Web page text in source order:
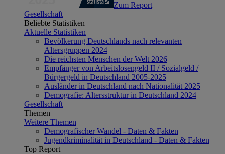
Zum Report
Gesellschaft
Beliebte Statistiken
Aktuelle Statistiken
Bevölkerung Deutschlands nach relevanten
Altersgruppen 2024
Die reichsten Menschen der Welt 2026
Empfänger von Arbeitslosengeld II / Sozialgeld /
Bürgergeld in Deutschland 2005-2025
Ausländer in Deutschland nach Nationalität 2025
Demografie: Altersstruktur in Deutschland 2024
Gesellschaft
Themen
Weitere Themen
Demografischer Wandel - Daten & Fakten
Jugendkriminalität in Deutschland - Daten & Fakten
Top Report